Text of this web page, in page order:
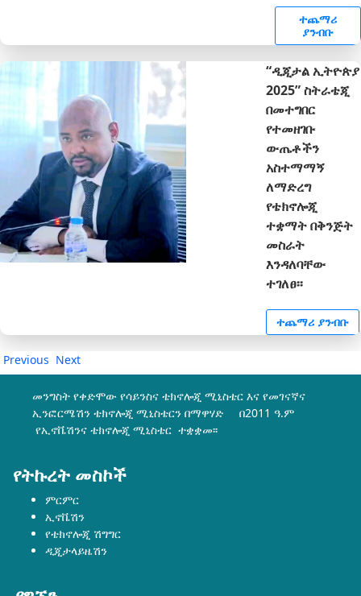
ተጨማሪ
ያንብቡ
“ዲጂታል ኢትዮጵያ
2025” ስትራቴጂ
በመተግበር
የተመዘገቡ
ውጤቶችን
አስተማማኝ
ለማድረግ
የቴክኖሎጂ
ተቋማት በቅንጅት
መስራት
እንዳለባቸው
ተገለፀ፡፡
ተጨማሪ ያንብቡ
Previous Next
መንግስት የቀድሞው የሳይንስና ቴክኖሎጂ ሚኒስቴር እና የመገናኛና
ኢንፎርሜሽን ቴክኖሎጂ ሚኒስቴርን በማዋሃድ በ2011 ዓ.ም
የኢኖቬሽንና ቴክኖሎጂ ሚኒስቴር ተቋቋመ፡፡
የትኩረት መስኮች
ምርምር
ኢኖቬሽን
የቴክኖሎጂ ሽግግር
ዲጂታላይዜሽን